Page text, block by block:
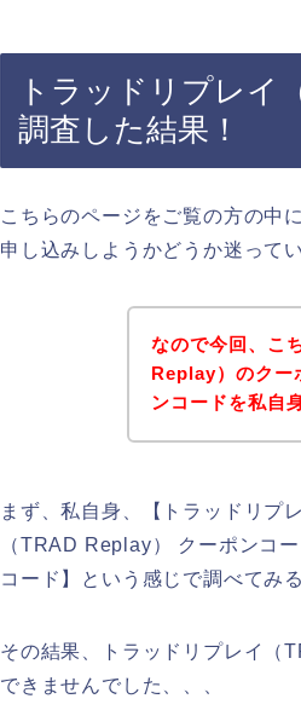
トラッドリプレイ
調査した結果！
こちらのページをご覧の方の中
申し込みしようかどうか迷って
なので今回、こ
Replay）のクー
ンコードを私自
まず、私自身、【トラッドリプ
（TRAD Replay） クーポンコ
コード】という感じで調べてみ
その結果、トラッドリプレイ（
できませんでした、、、